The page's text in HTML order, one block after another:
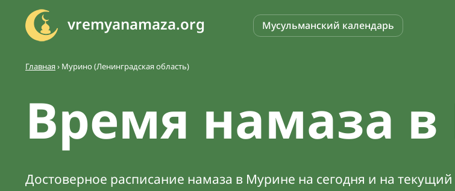
vremyanamaza.org Мусульманский календарь
Главная› Мурино (Ленинградская область)
Время намаза
Достоверное расписание намаза в Мурине на сегодня и на